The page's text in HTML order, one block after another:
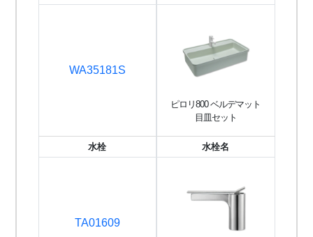
WA35181S
ピロリ800 ベルデマット
目皿セット
水栓
TA01609
水栓名